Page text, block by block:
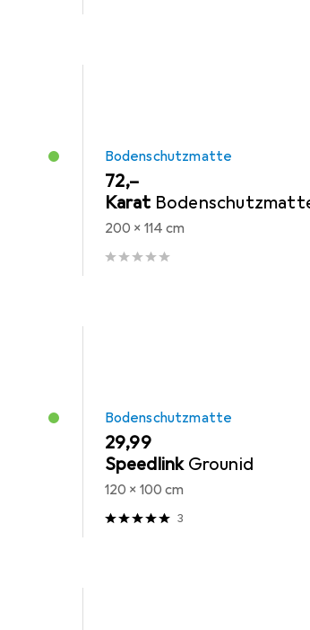
Bodenschutzmatte
EUR
72,–
Karat
200 x 114 cm
Bodenschutzmatte
EUR
29,99
Speedlink Grounid
120 x 100 cm
3